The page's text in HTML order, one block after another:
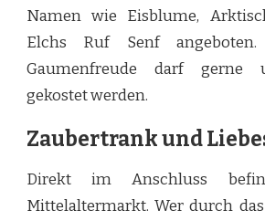
Namen wie Eisblume,
Elchs Ruf Senf angeboten.
Gaumenfreude darf gerne
gekostet werden.
Zaubertrank und
Direkt im Anschluss
Mittelaltermarkt. Wer durch